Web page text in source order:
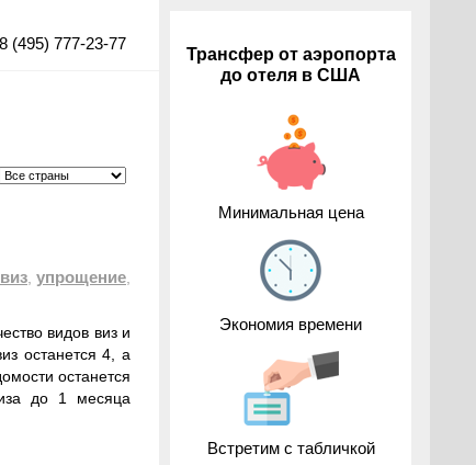
8 (495) 777-23-77
упрощение
видов виз и
останется 4, а
останется
до 1 месяца
Трансфер от аэропорта
до отеля в США
Минимальная цена
Экономия времени
Встретим с табличкой